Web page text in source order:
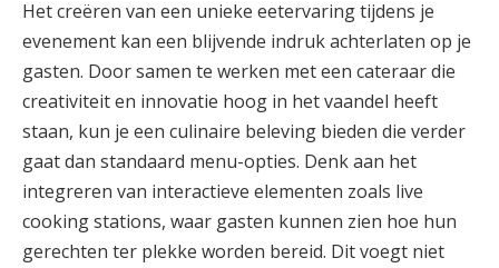
Het creëren van een unieke eetervaring tijdens je
evenement kan een blijvende indruk achterlaten op je
gasten. Door samen te werken met een cateraar die
creativiteit en innovatie hoog in het vaandel heeft
staan, kun je een culinaire beleving bieden die verder
gaat dan standaard menu-opties. Denk aan het
integreren van interactieve elementen zoals live
cooking stations, waar gasten kunnen zien hoe hun
gerechten ter plekke worden bereid. Dit voegt niet